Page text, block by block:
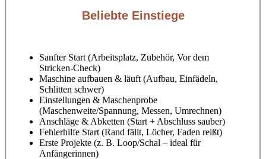
Beliebte Einstiege
Sanfter Start (Arbeitsplatz, Zubehör, Vor dem
Stricken‑Check)
Maschine aufbauen & läuft (Aufbau, Einfädeln,
Schlitten schwer)
Einstellungen & Maschenprobe
(Maschenweite/Spannung, Messen, Umrechnen)
Anschläge & Abketten (Start + Abschluss sauber)
Fehlerhilfe Start (Rand fällt, Löcher, Faden reißt)
Erste Projekte (z. B. Loop/Schal – ideal für
Anfängerinnen)